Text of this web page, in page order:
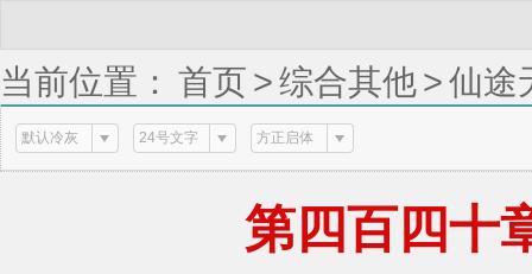
当前位置： 首页 >综合其他>仙途
默认冷灰 24号文字 方正启体
第四百四十